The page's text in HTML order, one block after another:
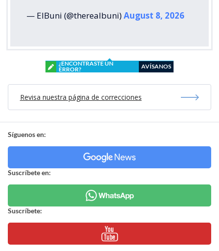
— ElBuni (@therealbuni)August 8, 2026
¿ENCONTRASTE UN
ERROR?
AVÍSANOS
Revisa nuestra página de correcciones
Síguenos en:
Suscríbete en:
Suscríbete: